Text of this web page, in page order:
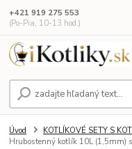
+421 919 275 553
(Po-Pia, 10-13 hod.)
Úvod KOTLÍKOVÉ SETY S
Hrubostenný kotlík 10L (1,5mm)